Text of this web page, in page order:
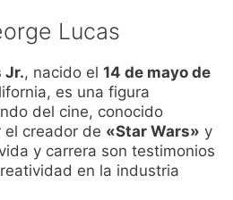
Lucas
Jr., nacido el 14 de mayo de
es una figura
del cine, conocido
el creador de «Star Wars» y
y carrera son testimonios
en la industria